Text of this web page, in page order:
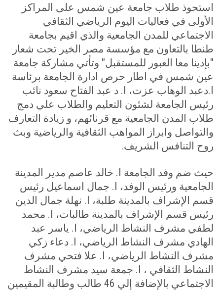
استحوذ طلاب جامعة عين شمس على المراكز
الأولى في فعاليات اليوم الرياضي الثقافي
الاجتماعي للمدن الجامعية والذي اقيم بجامعة
طنطا بالتعاون مع مؤسسة مصر الخير تحت شعار
"بإدينا معا العبور للمستقبل" وتأتي مشاركة جامعة
عين شمس في اطار حرص ادارة الجامعة برئاسة
ا.دعبد الوهاب عزت، ا. د عبد الفتاح سعود نائب
رئيس الجامعة لشئون التعليم والطلاب علي دمج
طلاب المدن الجامعية مع قرنائهم، و زيادة التعارف
والتواصل وابراز المواهب الثقافية والرياضية وبث
روح التنافس الشريف.
حيث ضم وفد الجامعة ا. خالد عاصم مدير المدينة
الجامعية ورئيس الوفد، ا. جمال اسماعيل رئيس
قسم الإشراف بالمدينة طلبة، ا. نهلة جمال الدين
رئيس قسم الإشراف بالمدينة طالبات، ا. محمد
لطفي مشرف النشاط الرياضي، ا. ياسر عبد
الهادي مشرف النشاط الرياضي، ا. دعاء زكي
مشرف النشاط الرياضي، ا. علا فتحي مشرف
النشاط الثقافي ، ا. جمعة سيد مشرف النشاط
الاجتماعي بالإضافة إلي 46 طالب وطالبة المقيمين